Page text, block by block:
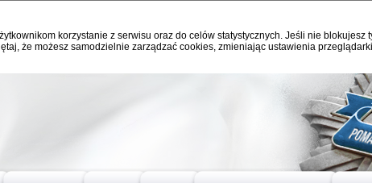
korzystanie z serwisu oraz do celów statystycznych. Jeśli nie blokujesz
że możesz samodzielnie zarządzać cookies, zmieniając ustawienia